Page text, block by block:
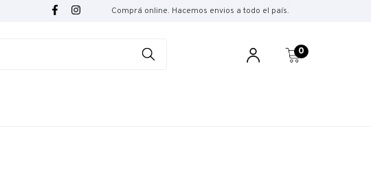
Comprá online. Hacemos envios a todo el país.
0